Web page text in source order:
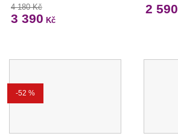
4 180 Kč
3 390 Kč
2 590
-52 %